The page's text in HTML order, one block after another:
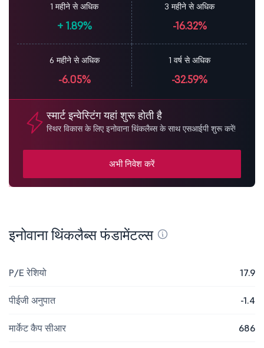
1 महीने से अधिक
+1.89%
3 महीने से अधिक
-16.32%
6 महीने से अधिक
-6.05%
1 वर्ष से अधिक
-32.59%
स्मार्ट इन्वेस्टिंग यहां शुरू होती है
स्थिर विकास के लिए इनोवाना थिंकलैब्स के साथ एसआईपी शुरू करें!
अभी निवेश करें
इनोवाना थिंकलैब्स फंडामेंटल्स
P/E रेशियो 17.9
पीईजी अनुपात -1.4
मार्केट कैप सीआर 686